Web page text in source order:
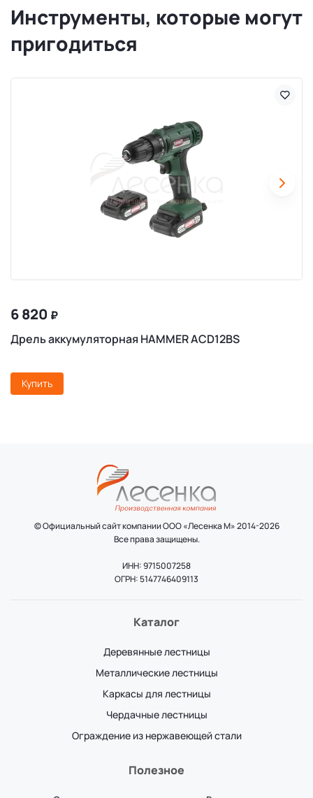
Инструменты, которые могут
пригодиться
6 820 ₽
Дрель аккумуляторная HAMMER ACD12BS
Купить
© Официальный сайт компании ООО «Лесенка М» 2014-2026
Все права защищены.
ИНН: 9715007258
ОГРН: 5147746409113
Каталог
Деревянные лестницы
Металлические лестницы
Каркасы для лестницы
Чердачные лестницы
Ограждение из нержавеющей стали
Полезное